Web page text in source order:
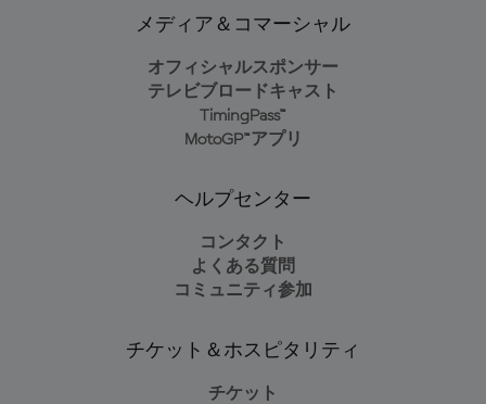
メディア＆コマーシャル
オフィシャルスポンサー
テレビブロードキャスト
TimingPass™
MotoGP™アプリ
ヘルプセンター
コンタクト
よくある質問
コミュニティ参加
チケット＆ホスピタリティ
チケット